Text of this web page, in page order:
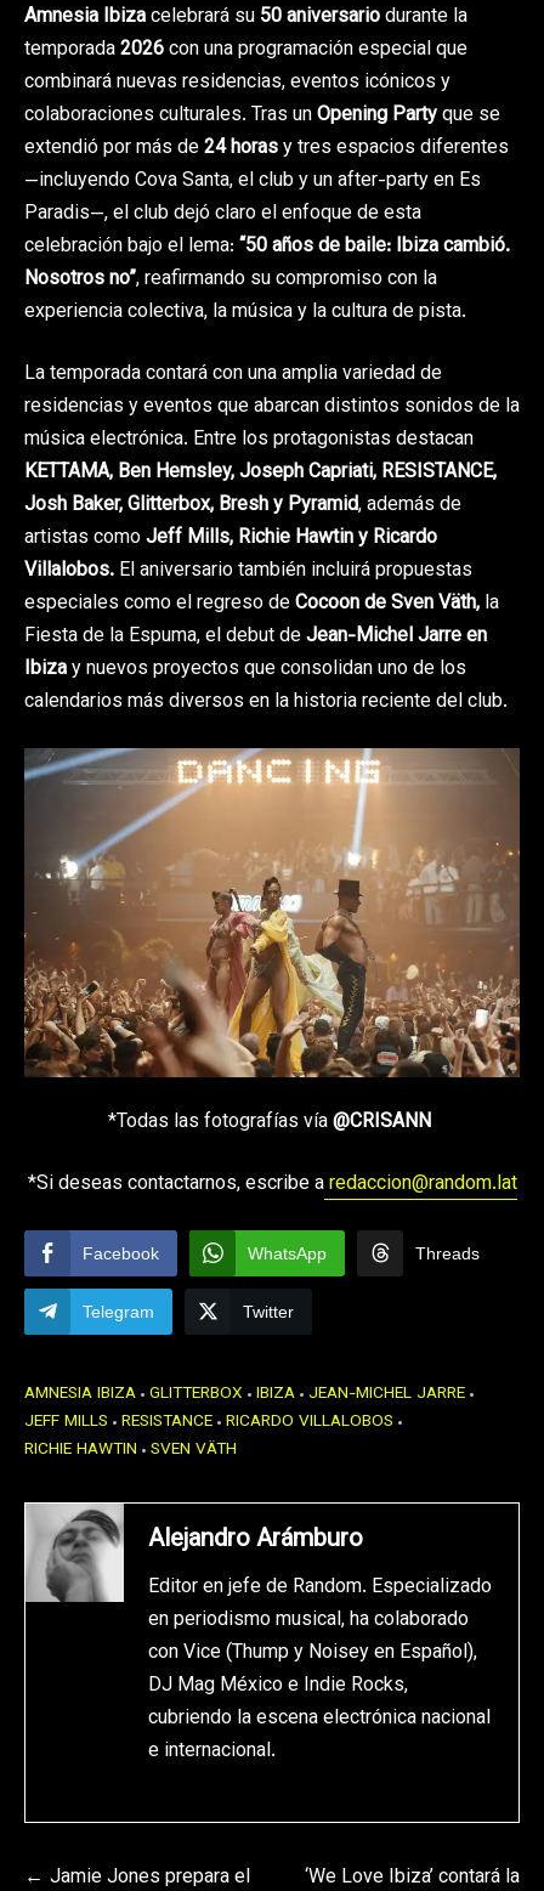
Amnesia Ibizacelebrará su 50 aniversariodurante la
temporada2026con una programación especial que
combinará nuevas residencias, eventos icónicos y
colaboraciones culturales. Tras unOpening Partyque se
extendió por más de24 horasy tres espacios diferentes
—incluyendo Cova Santa, el club y un after-party en Es
Paradis—, el club dejó claro el enfoque de esta
celebración bajo el lema: “50 años de baile: Ibiza cambió.
Nosotros no”, reafirmando su compromiso con la
experiencia colectiva, la música y la cultura de pista.
La temporada contará con una amplia variedad de
residencias y eventos que abarcan distintos sonidos de la
música electrónica. Entre los protagonistas destacan
KETTAMA, Ben Hemsley, Joseph Capriati, RESISTANCE,
Josh Baker, Glitterbox, Bresh y Pyramid, además de
artistas comoJeff Mills, Richie Hawtin y Ricardo
Villalobos. El aniversario también incluirá propuestas
especiales como el regreso deCocoon de Sven Väth, la
Fiesta de la Espuma, el debut deJean-Michel Jarre en
Ibizay nuevos proyectos que consolidan uno de los
calendarios más diversos en la historia reciente del club.
*Todas las fotografías vía@CRISANN
*Si deseas contactarnos, escribe aredaccion@random.lat
Facebook WhatsApp Threads
Telegram Twitter
AMNESIA IBIZA GLITTERBOX IBIZA JEAN-MICHEL JARRE
JEFF MILLS RESISTANCE RICARDO VILLALOBOS
RICHIE HAWTIN SVEN VÄTH
Alejandro Arámburo
Editor en jefe de Random. Especializado
en periodismo musical, ha colaborado
con Vice (Thump y Noisey en Español),
DJ Mag México e Indie Rocks,
cubriendo la escena electrónica nacional
e internacional.
Jamie Jones prepara el ‘We Love Ibiza’ contará la